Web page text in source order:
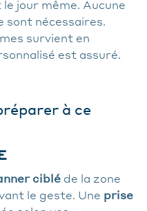
jour même. Aucune
sont nécessaires.
survient en
est assuré.
à ce
ciblé de la zone
le geste. Une prise